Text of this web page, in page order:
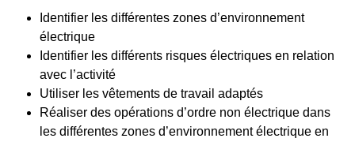
Identifier les différentes zones d’environnement
électrique
Identifier les différents risques électriques en relation
avec l’activité
Utiliser les vêtements de travail adaptés
Réaliser des opérations d’ordre non électrique dans
les différentes zones d’environnement électrique en